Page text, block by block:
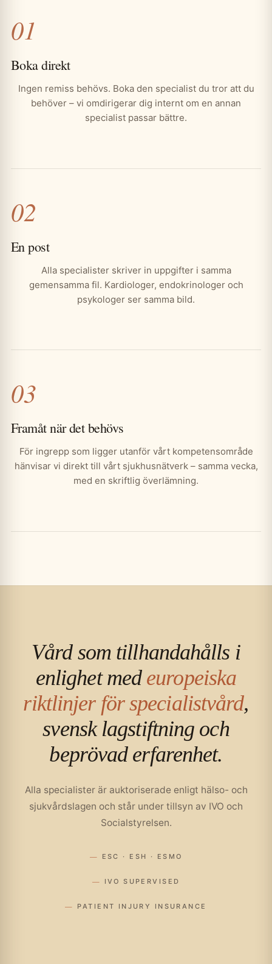
01
Boka direkt
Ingen remiss behövs. Boka den specialist du tror att du
behöver – vi omdirigerar dig internt om en annan
specialist passar bättre.
02
En post
Alla specialister skriver in uppgifter i samma
gemensamma fil. Kardiologer, endokrinologer och
psykologer ser samma bild.
03
Framåt när det behövs
För ingrepp som ligger utanför vårt kompetensområde
hänvisar vi direkt till vårt sjukhusnätverk – samma vecka,
med en skriftlig överlämning.
Vård som tillhandahålls i
enlighet med europeiska
riktlinjer för specialistvård,
svensk lagstiftning och
beprövad erfarenhet.
Alla specialister är auktoriserade enligt hälso- och
sjukvårdslagen och står under tillsyn av IVO och
Socialstyrelsen.
— ESC · ESH · ESMO
— IVO SUPERVISED
— PATIENT INJURY INSURANCE